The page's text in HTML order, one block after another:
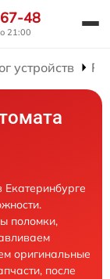
48
21:00
устройств
поломки,
оригинальные
после